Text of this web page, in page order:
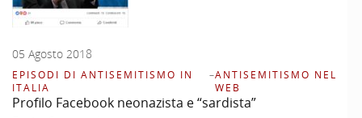
05 Agosto 2018
EPISODI DI ANTISEMITISMO IN
ITALIA
–ANTISEMITISMO NEL
WEB
Profilo Facebook neonazista e “sardista”